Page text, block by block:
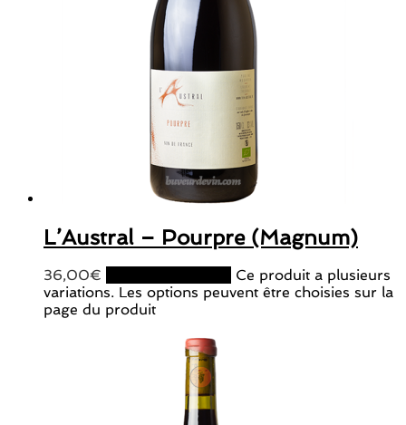
L’Austral – Pourpre (Magnum)
36,00€
Ce produit a plusieurs
variations. Les options peuvent être choisies sur la
page du produit